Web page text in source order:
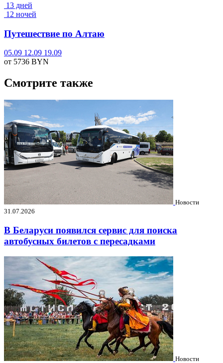
13 дней
12 ночей
Путешествие по Алтаю
05.09 12.09 19.09
от 5736 BYN
Смотрите также
Новости
31.07.2026
В Беларуси появился сервис для поиска
автобусных билетов с пересадками
Новости